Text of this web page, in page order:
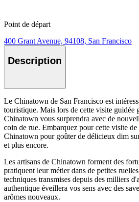
Point de départ
400 Grant Avenue, 94108, San Francisco
Description
Le Chinatown de San Francisco est
touristique. Mais lors de cette visite guidée
Chinatown vous surprendra avec de
coin de rue. Embarquez pour cette visite de
Chinatown pour goûter de délicieux dim
et plus encore.
Les artisans de Chinatown forment des
pratiquent leur métier dans de petites
techniques transmises depuis des milliers
authentique éveillera vos sens avec des
arômes nouveaux.